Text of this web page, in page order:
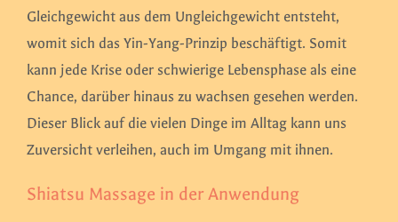
Gleichgewicht aus dem Ungleichgewicht entsteht,
womit sich das Yin-Yang-Prinzip beschäftigt. Somit
kann jede Krise oder schwierige Lebensphase als eine
Chance, darüber hinaus zu wachsen gesehen werden.
Dieser Blick auf die vielen Dinge im Alltag kann uns
Zuversicht verleihen, auch im Umgang mit ihnen.
Shiatsu Massage in der Anwendung